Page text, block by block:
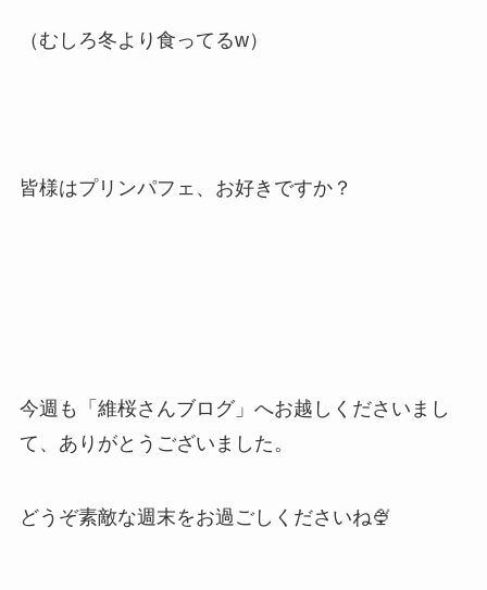
（むしろ冬より食ってるw）
皆様はプリンパフェ、お好きですか？
今週も「維桜さんブログ」へお越しくださいまし
て、ありがとうございました。
どうぞ素敵な週末をお過ごしくださいね🍨